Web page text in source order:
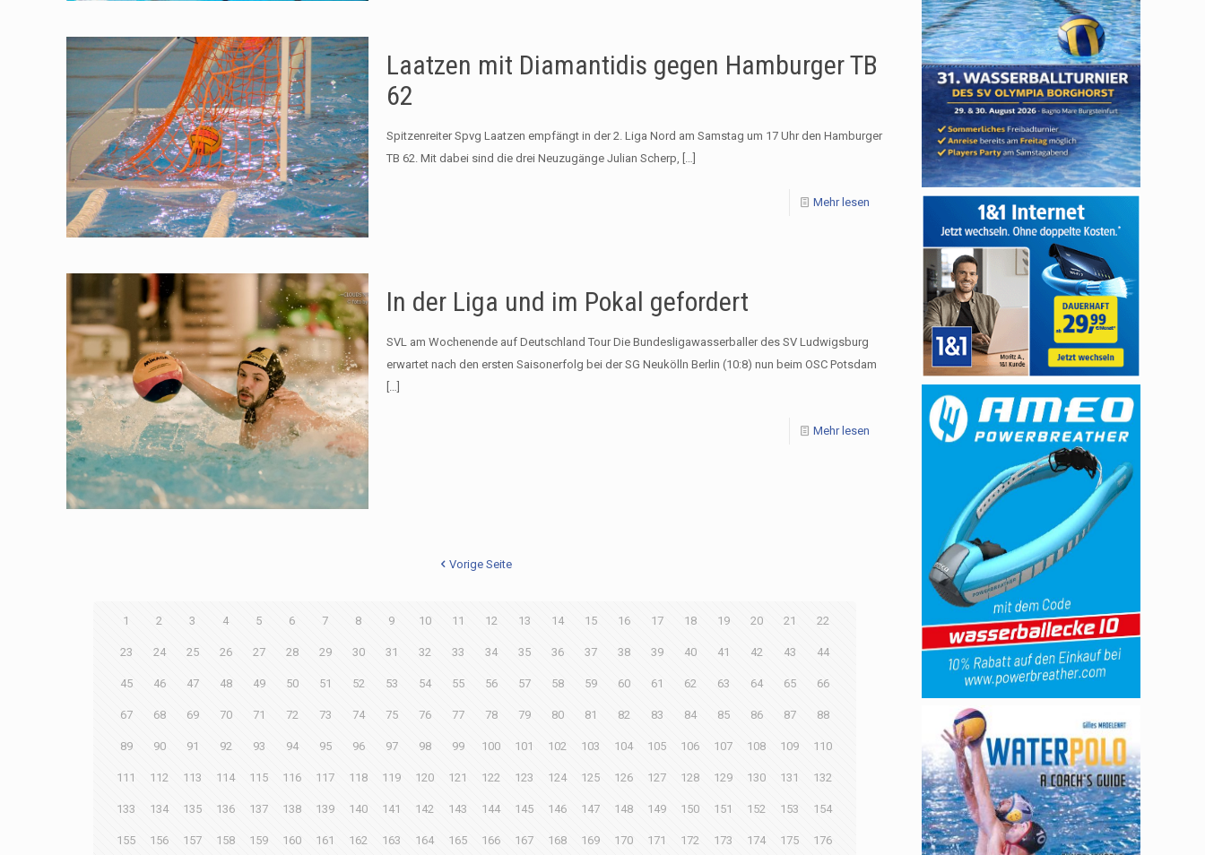
Laatzen mit Diamantidis gegen Hamburger TB
62
Spitzenreiter Spvg Laatzen empfängt in der 2. Liga Nord am Samstag um 17 Uhr den Hamburger
TB 62. Mit dabei sind die drei Neuzugänge Julian Scherp, […]
Mehr lesen
In der Liga und im Pokal gefordert
SVL am Wochenende auf Deutschland Tour Die Bundesligawasserballer des SV Ludwigsburg
erwartet nach den ersten Saisonerfolg bei der SG Neukölln Berlin (10:8) nun beim OSC Potsdam
[…]
Mehr lesen
Vorige Seite
1 2 3 4 5 6 7 8 9 10 11 12 13 14 15 16 17 18 19 20 21 22
23 24 25 26 27 28 29 30 31 32 33 34 35 36 37 38 39 40 41 42 43 44
45 46 47 48 49 50 51 52 53 54 55 56 57 58 59 60 61 62 63 64 65 66
67 68 69 70 71 72 73 74 75 76 77 78 79 80 81 82 83 84 85 86 87 88
89 90 91 92 93 94 95 96 97 98 99 100 101 102 103 104 105 106 107 108 109 110
111 112 113 114 115 116 117 118 119 120 121 122 123 124 125 126 127 128 129 130 131 132
133 134 135 136 137 138 139 140 141 142 143 144 145 146 147 148 149 150 151 152 153 154
155 156 157 158 159 160 161 162 163 164 165 166 167 168 169 170 171 172 173 174 175 176